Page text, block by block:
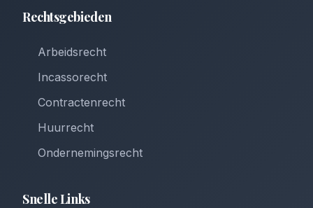
Rechtsgebieden
Arbeidsrecht
Incassorecht
Contractenrecht
Huurrecht
Ondernemingsrecht
Snelle Links